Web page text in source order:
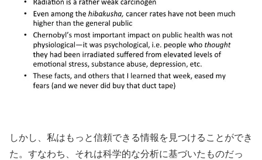
しかし、私はもっと信頼できる情報を見つけることができ
た。すなわち、それは科学的な分析に基づいたものだっ